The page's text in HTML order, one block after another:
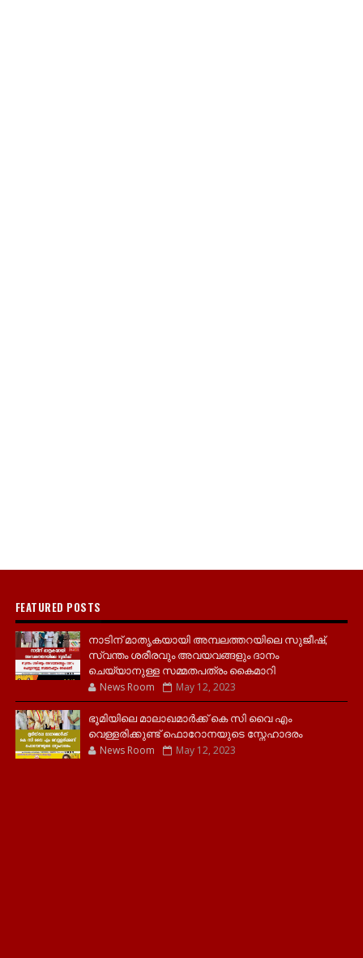
FEATURED POSTS
നാടിന് മാതൃകയായി അമ്പലത്തറയിലെ സുജീഷ്,
സ്വന്തം ശരീരവും അവയവങ്ങളും ദാനം
ചെയ്യാനുള്ള സമ്മതപത്രം കൈമാറി
News Room May 12, 2023
ഭൂമിയിലെ മാലാഖമാർക്ക് കെ സി വൈ എം
വെള്ളരിക്കുണ്ട് ഫൊറോനയുടെ സ്നേഹാദരം
News Room May 12, 2023